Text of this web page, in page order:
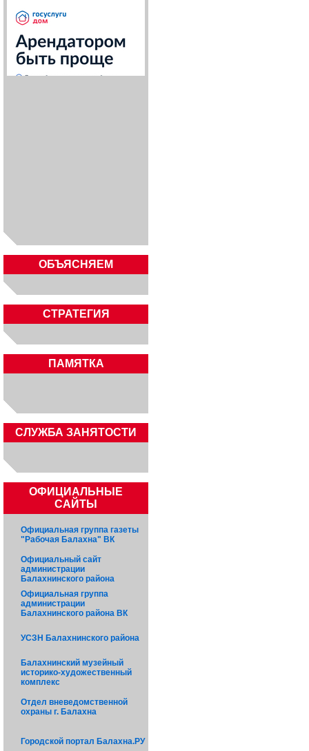
ОБЪЯСНЯЕМ
СТРАТЕГИЯ
ПАМЯТКА
CЛУЖБА ЗАНЯТОСТИ
ОФИЦИАЛЬНЫЕ
САЙТЫ
Официальная группа газеты
"Рабочая Балахна" ВК
Официальный сайт
администрации
Балахнинского района
Официальная группа
администрации
Балахнинского района ВК
УСЗН Балахнинского района
Балахнинский музейный
историко-художественный
комплекс
Отдел вневедомственной
охраны г. Балахна
Городской портал Балахна.РУ